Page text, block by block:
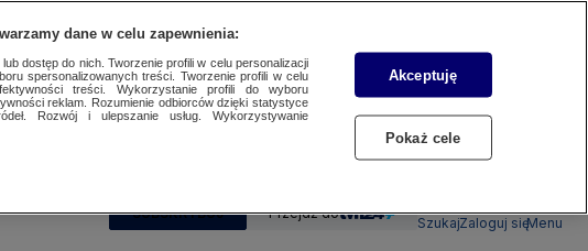
SUBSKRYBUJ Przejdź do
SzukajZaloguj sięMenu
dane w celu zapewnienia:
dostęp do nich. Tworzenie profili w celu personalizacji
spersonalizowanych treści. Tworzenie profili w celu
treści. Wykorzystanie profili do wyboru
reklam. Rozumienie odbiorców dzięki statystyce
Rozwój i ulepszanie usług. Wykorzystywanie
Akceptuję
Pokaż cele